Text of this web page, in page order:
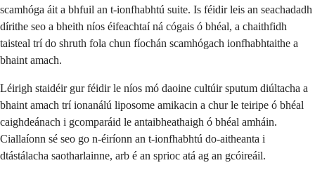
scamhóga áit a bhfuil an t-ionfhabhtú suite. Is féidir leis an seachadadh
dírithe seo a bheith níos éifeachtaí ná cógais ó bhéal, a chaithfidh
taisteal trí do shruth fola chun fíochán scamhógach ionfhabhtaithe a
bhaint amach.
Léirigh staidéir gur féidir le níos mó daoine cultúir sputum diúltacha a
bhaint amach trí ionanálú liposome amikacin a chur le teiripe ó bhéal
caighdeánach i gcomparáid le antaibheathaigh ó bhéal amháin.
Ciallaíonn sé seo go n-éiríonn an t-ionfhabhtú do-aitheanta i
dtástálacha saotharlainne, arb é an sprioc atá ag an gcóireáil.